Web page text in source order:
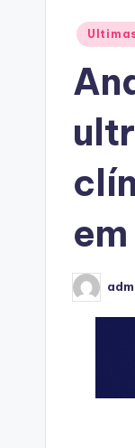
Posted
Posted
by